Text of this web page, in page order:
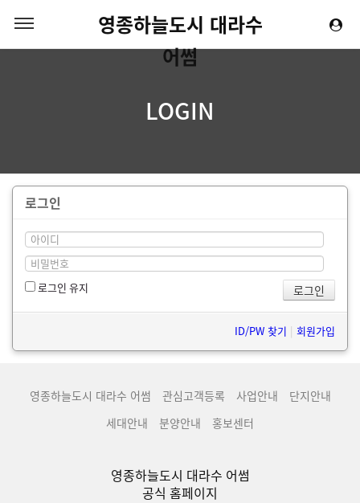
영종하늘도시 대라수
어썸
LOGIN
로그인
로그인 유지
ID/PW 찾기 | 회원가입
영종하늘도시 대라수 어썸 관심고객등록 사업안내
단지안내
세대안내
분양안내 홍보센터
영종하늘도시 대라수 어썸
공식 홈페이지